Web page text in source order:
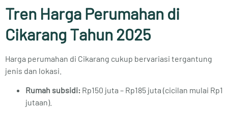
Tren Harga Perumahan di
Cikarang Tahun 2025
Harga perumahan di Cikarang cukup bervariasi tergantung
jenis dan lokasi.
Rumah subsidi: Rp150 juta – Rp185 juta (cicilan mulai Rp1
jutaan).